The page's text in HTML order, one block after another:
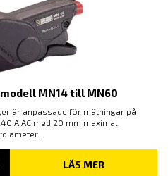
MN14 till MN60
är anpassade för mätningar på
A AC med 20 mm maximal
LÄS MER